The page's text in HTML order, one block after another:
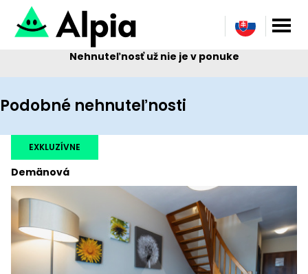
Nehnuteľnosť už nie je v ponuke
Podobné nehnuteľnosti
Demänová
EXKLUZÍVNE